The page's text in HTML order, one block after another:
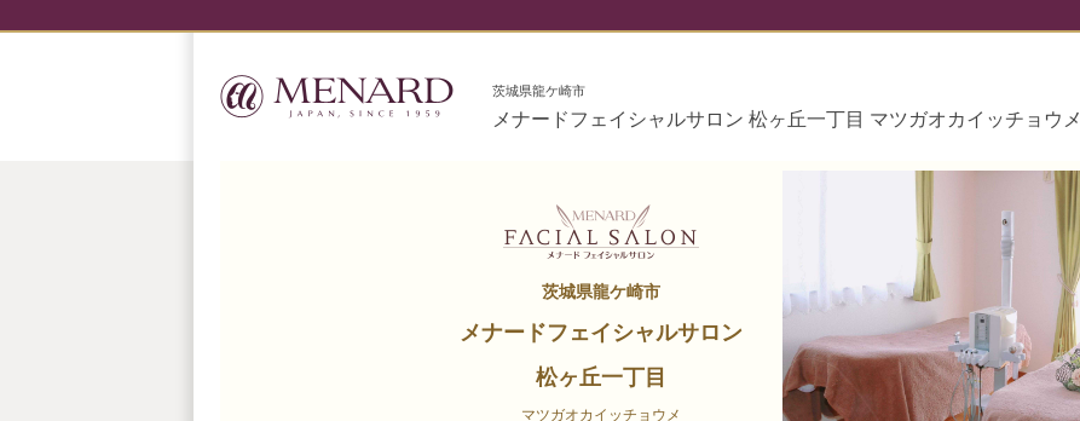
茨城県龍ケ崎市
メナードフェイシャルサロン 松ヶ丘一丁目 マツガオカイッチョウメ
茨城県龍ケ崎市
メナードフェイシャルサロン
松ヶ丘一丁目
マツガオカイッチョウメ